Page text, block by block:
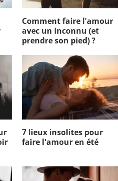
Comment faire l'amour
avec un inconnu (et
prendre son pied) ?
7 lieux insolites pour
faire l'amour en été